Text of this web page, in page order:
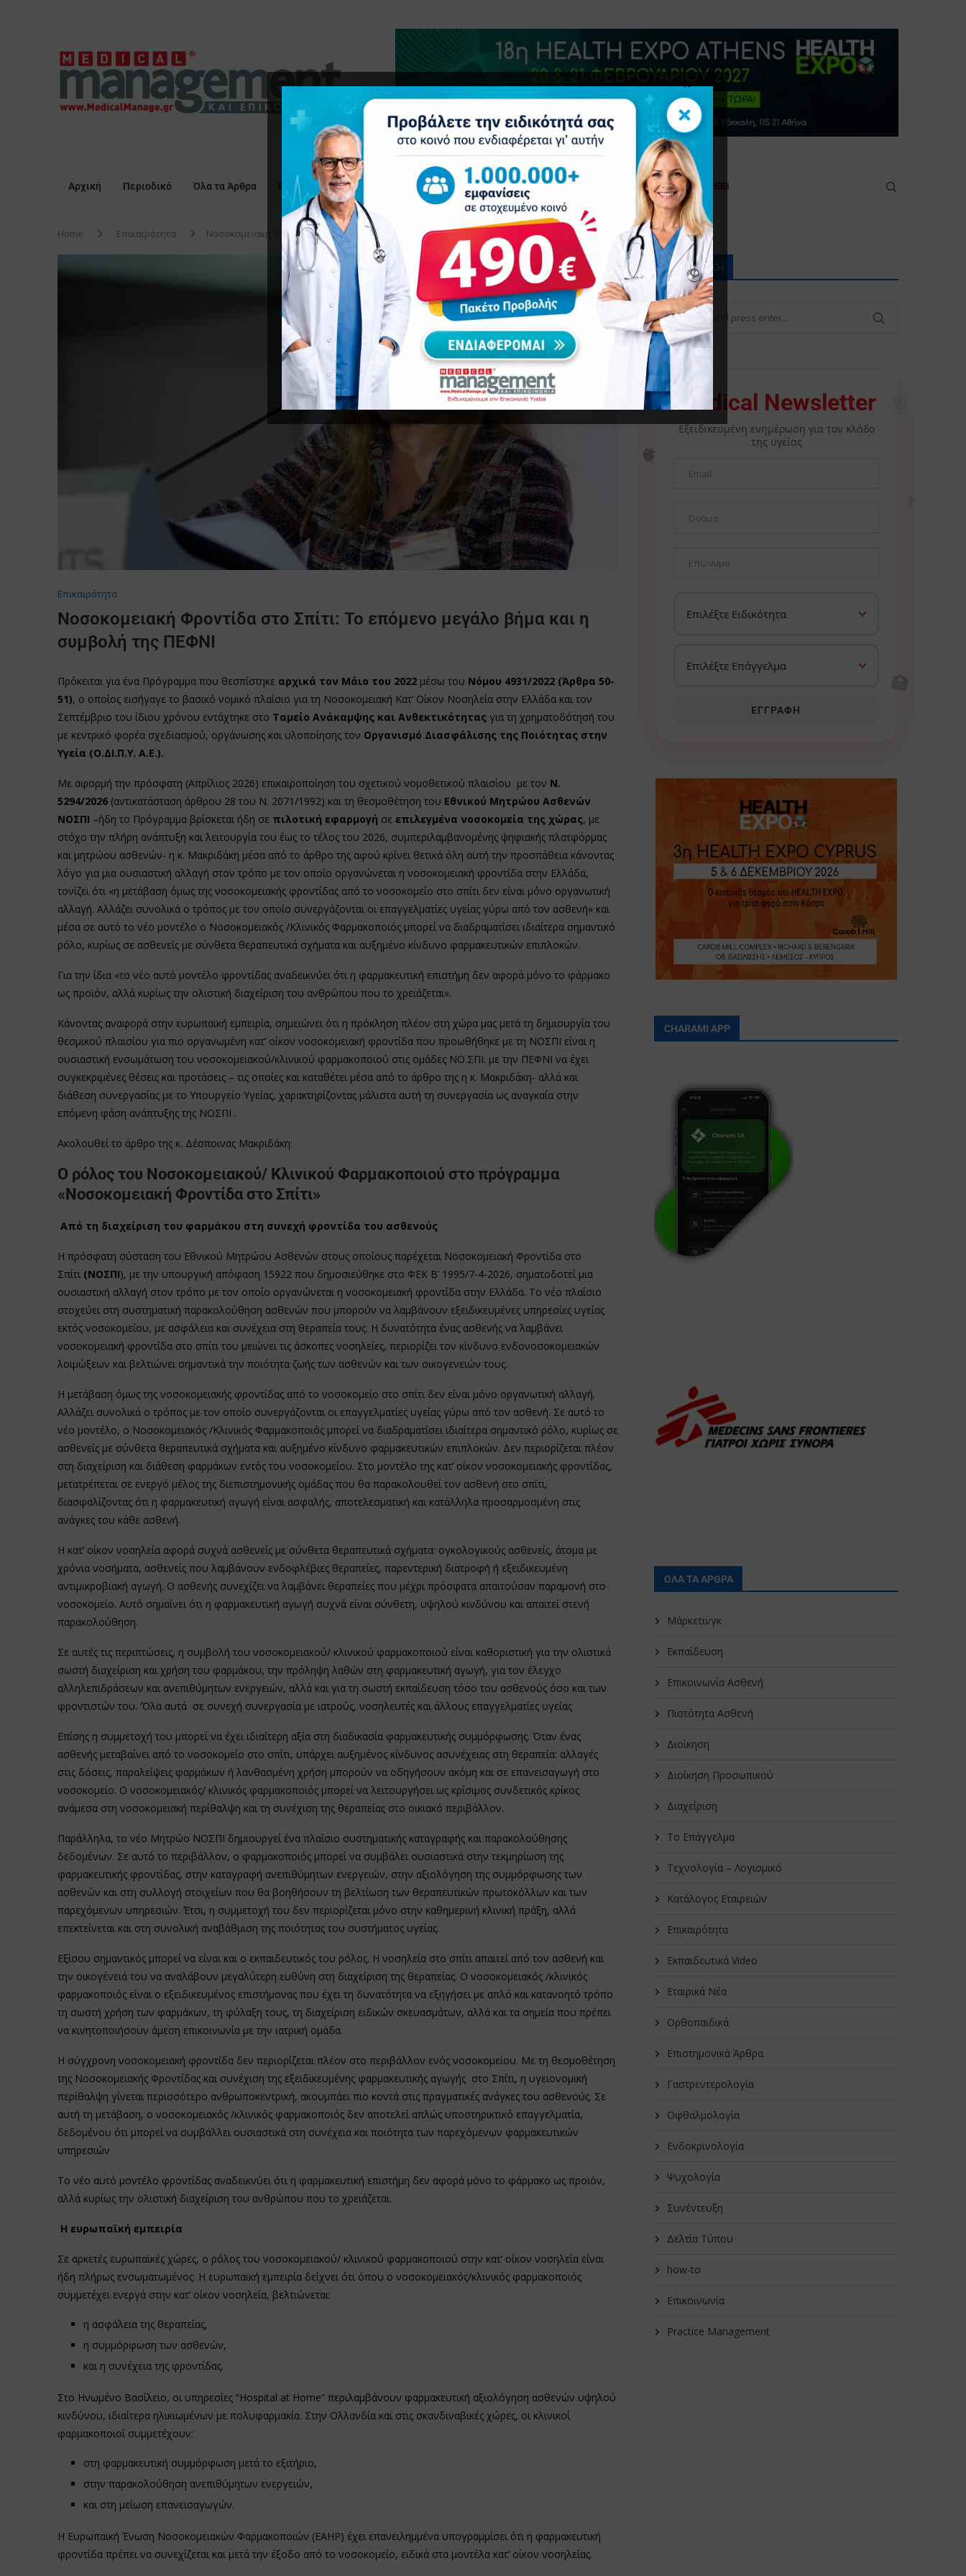
Αρχική Περιοδικό Όλα τα Άρθρα Επικαιρότητα Δελτία Τύπου Προβολή Ιατρού Επικοινωνία
Home Επικαιρότητα Νοσοκομειακή Φροντίδα στο Σπίτι: Το επόμενο μεγάλο βήμα και η συμβολή της ΠΕΦΝΙ
Επικαιρότητα
Νοσοκομειακή Φροντίδα στο Σπίτι: Το επόμενο μεγάλο βήμα και η
συμβολή της ΠΕΦΝΙ
Πρόκειται για ένα Πρόγραμμα που θεσπίστηκε αρχικά τον Μάιο του 2022μέσω του Νόμου 4931/2022 (Άρθρα 50-
51), ο οποίος εισήγαγε το βασικό νομικό πλαίσιο για τη Νοσοκομειακή Κατ’ Οίκον Νοσηλεία στην Ελλάδα και τον
Σεπτέμβριο του ίδιου χρόνου εντάχτηκε στο Ταμείο Ανάκαμψης και Ανθεκτικότητας για τη χρηματοδότησή του
με κεντρικό φορέα σχεδιασμού, οργάνωσης και υλοποίησης τον Οργανισμό Διασφάλισης της Ποιότητας στην
Υγεία (Ο.ΔΙ.Π.Υ. Α.Ε.).
Με αφορμή την πρόσφατη (Απρίλιος 2026) επικαιροποίηση του σχετικού νομοθετικού πλαισίου με τον Ν.
5294/2026(αντικατάσταση άρθρου 28 του Ν. 2071/1992) και τη θεσμοθέτηση του Εθνικού Μητρώου Ασθενών
ΝΟΣΠΙ –ήδη το Πρόγραμμα βρίσκεται ήδη σε πιλοτική εφαρμογή σε επιλεγμένα νοσοκομεία της χώρας, με
στόχο την πλήρη ανάπτυξη και λειτουργία του έως το τέλος του 2026, συμπεριλαμβανομένης ψηφιακής πλατφόρμας
και μητρώου ασθενών- η κ. Μακριδάκη μέσα από το άρθρο της αφού κρίνει θετικά όλη αυτή την προσπάθεια κάνοντας
λόγο για μια ουσιαστική αλλαγή στον τρόπο με τον οποίο οργανώνεται η νοσοκομειακή φροντίδα στην Ελλάδα,
τονίζει ότι «η μετάβαση όμως της νοσοκομειακής φροντίδας από το νοσοκομείο στο σπίτι δεν είναι μόνο οργανωτική
αλλαγή. Αλλάζει συνολικά ο τρόπος με τον οποίο συνεργάζονται οι επαγγελματίες υγείας γύρω από τον ασθενή» και
μέσα σε αυτό το νέο μοντέλο ο Νοσοκομειακός /Κλινικός Φαρμακοποιός μπορεί να διαδραματίσει ιδιαίτερα σημαντικό
ρόλο, κυρίως σε ασθενείς με σύνθετα θεραπευτικά σχήματα και αυξημένο κίνδυνο φαρμακευτικών επιπλοκών.
Για την ίδια «το νέο αυτό μοντέλο φροντίδας αναδεικνύει ότι η φαρμακευτική επιστήμη δεν αφορά μόνο το φάρμακο
ως προϊόν, αλλά κυρίως την ολιστική διαχείριση του ανθρώπου που το χρειάζεται».
Κάνοντας αναφορά στην ευρωπαϊκή εμπειρία, σημειώνει ότι η πρόκληση πλέον στη χώρα μας μετά τη δημιουργία του
θεσμικού πλαισίου για πιο οργανωμένη κατ’ οίκον νοσοκομειακή φροντίδα που προωθήθηκε με τη ΝΟΣΠΙ είναι η
ουσιαστική ενσωμάτωση του νοσοκομειακού/κλινικού φαρμακοποιού στις ομάδες ΝΟ.ΣΠΙ. με την ΠΕΦΝΙ να έχει
συγκεκριμένες θέσεις και προτάσεις – τις οποίες και καταθέτει μέσα από το άρθρο της η κ. Μακριδάκη- αλλά και
διάθεση συνεργασίας με το Υπουργείο Υγείας, χαρακτηρίζοντας μάλιστα αυτή τη συνεργασία ως αναγκαία στην
επόμενη φάση ανάπτυξης της ΝΟΣΠΙ .
Ακολουθεί το άρθρο της κ. Δέσποινας Μακριδάκη:
Ο ρόλος του Νοσοκομειακού/ Κλινικού Φαρμακοποιού στο πρόγραμμα
«Νοσοκομειακή Φροντίδα στο Σπίτι»
Από τη διαχείριση του φαρμάκου στη συνεχή φροντίδα του ασθενούς
Η πρόσφατη σύσταση του Εθνικού Μητρώου Ασθενών στους οποίους παρέχεται Νοσοκομειακή Φροντίδα στο
Σπίτι (ΝΟΣΠΙ), με την υπουργική απόφαση 15922 που δημοσιεύθηκε στο ΦΕΚ Β’ 1995/7-4-2026, σηματοδοτεί μια
ουσιαστική αλλαγή στον τρόπο με τον οποίο οργανώνεται η νοσοκομειακή φροντίδα στην Ελλάδα. Το νέο πλαίσιο
στοχεύει στη συστηματική παρακολούθηση ασθενών που μπορούν να λαμβάνουν εξειδικευμένες υπηρεσίες υγείας
εκτός νοσοκομείου, με ασφάλεια και συνέχεια στη θεραπεία τους. Η δυνατότητα ένας ασθενής να λαμβάνει
νοσοκομειακή φροντίδα στο σπίτι του μειώνει τις άσκοπες νοσηλείες, περιορίζει τον κίνδυνο ενδονοσοκομειακών
λοιμώξεων και βελτιώνει σημαντικά την ποιότητα ζωής των ασθενών και των οικογενειών τους.
Η μετάβαση όμως της νοσοκομειακής φροντίδας από το νοσοκομείο στο σπίτι δεν είναι μόνο οργανωτική αλλαγή.
Αλλάζει συνολικά ο τρόπος με τον οποίο συνεργάζονται οι επαγγελματίες υγείας γύρω από τον ασθενή. Σε αυτό το
νέο μοντέλο, ο Νοσοκομειακός /Κλινικός Φαρμακοποιός μπορεί να διαδραματίσει ιδιαίτερα σημαντικό ρόλο, κυρίως σε
ασθενείς με σύνθετα θεραπευτικά σχήματα και αυξημένο κίνδυνο φαρμακευτικών επιπλοκών. Δεν περιορίζεται πλέον
στη διαχείριση και διάθεση φαρμάκων εντός του νοσοκομείου. Στο μοντέλο της κατ’ οίκον νοσοκομειακής φροντίδας,
μετατρέπεται σε ενεργό μέλος της διεπιστημονικής ομάδας που θα παρακολουθεί τον ασθενή στο σπίτι,
διασφαλίζοντας ότι η φαρμακευτική αγωγή είναι ασφαλής, αποτελεσματική και κατάλληλα προσαρμοσμένη στις
ανάγκες του κάθε ασθενή.
Η κατ’ οίκον νοσηλεία αφορά συχνά ασθενείς με σύνθετα θεραπευτικά σχήματα: ογκολογικούς ασθενείς, άτομα με
χρόνια νοσήματα, ασθενείς που λαμβάνουν ενδοφλέβιες θεραπείες, παρεντερική διατροφή ή εξειδικευμένη
αντιμικροβιακή αγωγή. Ο ασθενής συνεχίζει να λαμβάνει θεραπείες που μέχρι πρόσφατα απαιτούσαν παραμονή στο
νοσοκομείο. Αυτό σημαίνει ότι η φαρμακευτική αγωγή συχνά είναι σύνθετη, υψηλού κινδύνου και απαιτεί στενή
παρακολούθηση.
Σε αυτές τις περιπτώσεις, η συμβολή του νοσοκομειακού/ κλινικού φαρμακοποιού είναι καθοριστική για την ολιστικά
σωστή διαχείριση και χρήση του φαρμάκου, την πρόληψη λαθών στη φαρμακευτική αγωγή, για τον έλεγχο
αλληλεπιδράσεων και ανεπιθύμητων ενεργειών, αλλά και για τη σωστή εκπαίδευση τόσο του ασθενούς όσο και των
φροντιστών του. ‘Όλα αυτά σε συνεχή συνεργασία με ιατρούς, νοσηλευτές και άλλους επαγγελματίες υγείας
Επίσης η συμμετοχή του μπορεί να έχει ιδιαίτερη αξία στη διαδικασία φαρμακευτικής συμμόρφωσης. Όταν ένας
ασθενής μεταβαίνει από το νοσοκομείο στο σπίτι, υπάρχει αυξημένος κίνδυνος ασυνέχειας στη θεραπεία: αλλαγές
στις δόσεις, παραλείψεις φαρμάκων ή λανθασμένη χρήση μπορούν να οδηγήσουν ακόμη και σε επανεισαγωγή στο
νοσοκομείο. Ο νοσοκομειακός/ κλινικός φαρμακοποιός μπορεί να λειτουργήσει ως κρίσιμος συνδετικός κρίκος
ανάμεσα στη νοσοκομειακή περίθαλψη και τη συνέχιση της θεραπείας στο οικιακό περιβάλλον.
Παράλληλα, το νέο Μητρώο ΝΟΣΠΙ δημιουργεί ένα πλαίσιο συστηματικής καταγραφής και παρακολούθησης
δεδομένων. Σε αυτό το περιβάλλον, ο φαρμακοποιός μπορεί να συμβάλει ουσιαστικά στην τεκμηρίωση της
φαρμακευτικής φροντίδας, στην καταγραφή ανεπιθύμητων ενεργειών, στην αξιολόγηση της συμμόρφωσης των
ασθενών και στη συλλογή στοιχείων που θα βοηθήσουν τη βελτίωση των θεραπευτικών πρωτοκόλλων και των
παρεχόμενων υπηρεσιών. Έτσι, η συμμετοχή του δεν περιορίζεται μόνο στην καθημερινή κλινική πράξη, αλλά
επεκτείνεται και στη συνολική αναβάθμιση της ποιότητας του συστήματος υγείας.
Εξίσου σημαντικός μπορεί να είναι και ο εκπαιδευτικός του ρόλος. Η νοσηλεία στο σπίτι απαιτεί από τον ασθενή και
την οικογένειά του να αναλάβουν μεγαλύτερη ευθύνη στη διαχείριση της θεραπείας. Ο νοσοκομειακός /κλινικός
φαρμακοποιός είναι ο εξειδικευμένος επιστήμονας που έχει τη δυνατότητα να εξηγήσει με απλό και κατανοητό τρόπο
τη σωστή χρήση των φαρμάκων, τη φύλαξη τους, τη διαχείριση ειδικών σκευασμάτων, αλλά και τα σημεία που πρέπει
να κινητοποιήσουν άμεση επικοινωνία με την ιατρική ομάδα.
Η σύγχρονη νοσοκομειακή φροντίδα δεν περιορίζεται πλέον στο περιβάλλον ενός νοσοκομείου. Με τη θεσμοθέτηση
της Νοσοκομειακής Φροντίδας και συνέχιση της εξειδικευμένης φαρμακευτικής αγωγής στο Σπίτι, η υγειονομική
περίθαλψη γίνεται περισσότερο ανθρωποκεντρική, ακουμπάει πιο κοντά στις πραγματικές ανάγκες του ασθενούς. Σε
αυτή τη μετάβαση, ο νοσοκομειακός /κλινικός φαρμακοποιός δεν αποτελεί απλώς υποστηρικτικό επαγγελματία,
δεδομένου ότι μπορεί να συμβάλλει ουσιαστικά στη συνέχεια και ποιότητα των παρεχόμενων φαρμακευτικών
υπηρεσιών
Το νέο αυτό μοντέλο φροντίδας αναδεικνύει ότι η φαρμακευτική επιστήμη δεν αφορά μόνο το φάρμακο ως προϊόν,
αλλά κυρίως την ολιστική διαχείριση του ανθρώπου που το χρειάζεται.
Η ευρωπαϊκή εμπειρία
Σε αρκετές ευρωπαϊκές χώρες, ο ρόλος του νοσοκομειακού/ κλινικού φαρμακοποιού στην κατ’ οίκον νοσηλεία είναι
ήδη πλήρως ενσωματωμένος. Η ευρωπαϊκή εμπειρία δείχνει ότι όπου ο νοσοκομειακός/κλινικός φαρμακοποιός
συμμετέχει ενεργά στην κατ’ οίκον νοσηλεία, βελτιώνεται:
η ασφάλεια της θεραπείας,
η συμμόρφωση των ασθενών,
και η συνέχεια της φροντίδας.
Στο Ηνωμένο Βασίλειο, οι υπηρεσίες “Hospital at Home” περιλαμβάνουν φαρμακευτική αξιολόγηση ασθενών υψηλού
κινδύνου, ιδιαίτερα ηλικιωμένων με πολυφαρμακία. Στην Ολλανδία και στις σκανδιναβικές χώρες, οι κλινικοί
φαρμακοποιοί συμμετέχουν:
στη φαρμακευτική συμμόρφωση μετά το εξιτήριο,
στην παρακολούθηση ανεπιθύμητων ενεργειών,
και στη μείωση επανεισαγωγών.
Η Ευρωπαϊκή Ένωση Νοσοκομειακών Φαρμακοποιών (EAHP) έχει επανειλημμένα υπογραμμίσει ότι η φαρμακευτική
φροντίδα πρέπει να συνεχίζεται και μετά την έξοδο από το νοσοκομείο, ειδικά στα μοντέλα κατ’ οίκον νοσηλείας.
ΑΝΑΖΉΤΗΣΗ
Medical Newsletter
Εξειδικευμένη ενημέρωση για τον κλάδο
της υγείας
ΕΓΓΡΑΦΉ
CHARAMI APP
ΟΛΑ ΤΑ ΑΡΘΡΑ
Μάρκετινγκ
Εκπαίδευση
Επικοινωνία Ασθενή
Πιστότητα Ασθενή
Διοίκηση
Διοίκηση Προσωπικού
Διαχείριση
Το Επάγγελμα
Τεχνολογία – Λογισμικό
Κατάλογος Εταιρειών
Επικαιρότητα
Εκπαιδευτικά Video
Εταιρικά Νέα
Oρθοπαιδικά
Επιστημονικά Άρθρα
Γαστρεντερολογία
Οφθαλμολογία
Ενδοκρινολογία
Ψυχολογία
Συνέντευξη
Δελτία Τύπου
how-to
Επικοινωνία
Practice Management
×
×